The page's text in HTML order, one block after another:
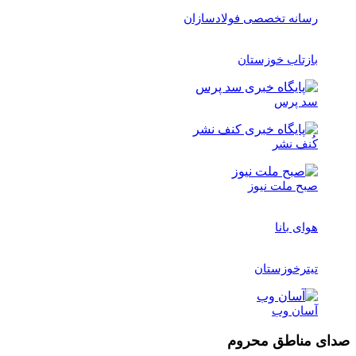
رسانه تخصصی فولادسازان
بازتاب خوزستان
سد پرس
کُنف نشر
صبح ملت نیوز
هوای بانا
تیترخوزستان
آسان وب
مناطق محروم